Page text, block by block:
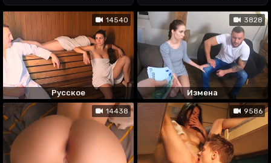
14540
Русское
3828
Измена
14438 9586